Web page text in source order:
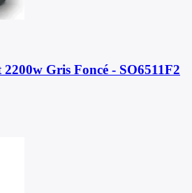
Gris Foncé - SO6511F2